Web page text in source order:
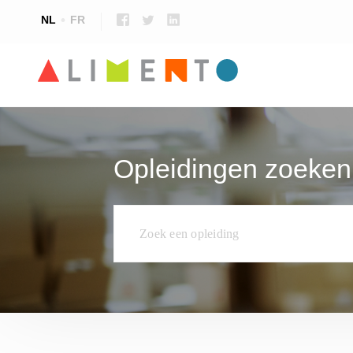
NL FR
Opleidingen zoeken
Voedingsspecifieke opleidingen
Talen
Voedingstechnologie
Opleidingen voor leerkrachten
Techniek, onderhoud en productie